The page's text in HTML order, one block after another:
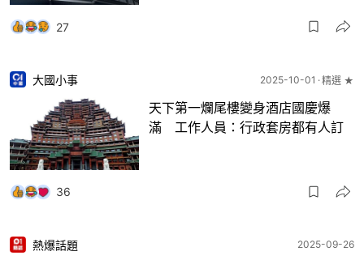
27
大國小事 2025-10-01 精選 ★
天下第一爛尾樓變身酒店國慶爆
滿 工作人員：行政套房都有人訂
36
熱爆話題 2025-09-26